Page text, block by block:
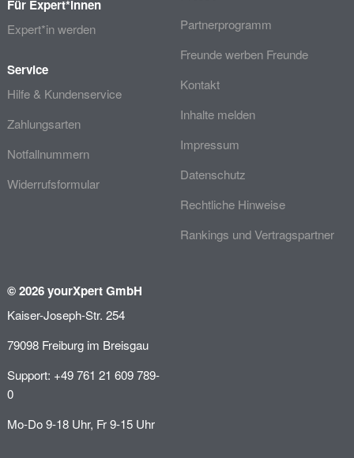
Für Expert*innen
Expert*in werden
Service
Hilfe & Kundenservice
Zahlungsarten
Notfallnummern
Widerrufsformular
Partnerprogramm
Freunde werben Freunde
Kontakt
Inhalte melden
Impressum
Datenschutz
Rechtliche Hinweise
Rankings und Vertragspartner
© 2026 yourXpert GmbH
Kaiser-Joseph-Str. 254
79098 Freiburg im Breisgau
Support: +49 761 21 609 789-
0
Mo-Do 9-18 Uhr, Fr 9-15 Uhr